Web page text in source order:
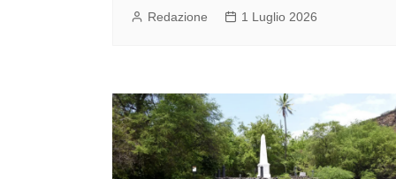
Redazione 1 Luglio 2026